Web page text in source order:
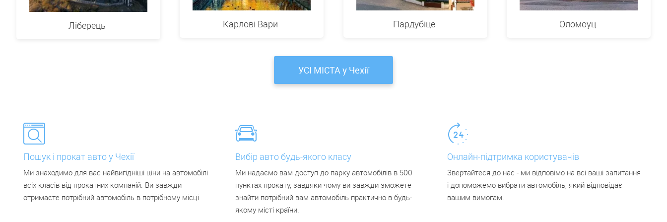
Ліберець Карлові Вари Пардубіце Оломоуц
УСІ МІСТА у Чехії
Пошук і прокат авто у Чехії
Ми знаходимо для вас найвигідніші ціни на автомобілі
всіх класів від прокатних компаній. Ви завжди
отримаєте потрібний автомобіль в потрібному місці
Вибір авто будь-якого класу
Ми надаємо вам доступ до парку автомобілів в 500
пунктах прокату, завдяки чому ви завжди зможете
знайти потрібний вам автомобіль практично в будь-
якому місті країни.
Онлайн-підтримка користувачів
Звертайтеся до нас - ми відповімо на всі ваші запитання
і допоможемо вибрати автомобіль, який відповідає
вашим вимогам.